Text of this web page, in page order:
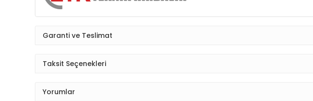
Garanti ve Teslimat
Taksit Seçenekleri
Yorumlar